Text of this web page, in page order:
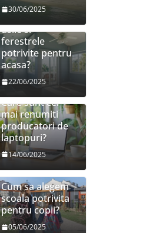
30/06/2025
usile si
ferestrele
potrivite pentru
acasa?
22/06/2025
Care sunt cei
mai renumiti
producatori de
laptopuri?
14/06/2025
Cum sa alegem
scoala potrivita
pentru copii?
05/06/2025